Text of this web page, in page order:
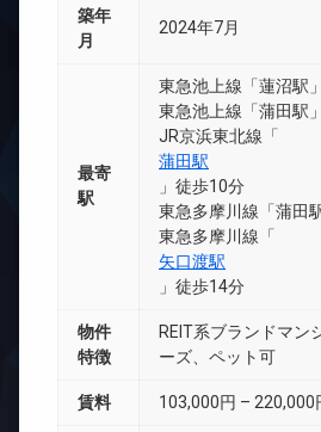
築年
月
2024年7月
最寄
駅
東急池上線「蓮沼駅
東急池上線「蒲田駅
JR京浜東北線「
蒲田駅
」徒歩10分
東急多摩川線「蒲田
東急多摩川線「
矢口渡駅
」徒歩14分
物件
特徴
REIT系ブランドマン
ーズ、ペット可
賃料 103,000円 – 220,000